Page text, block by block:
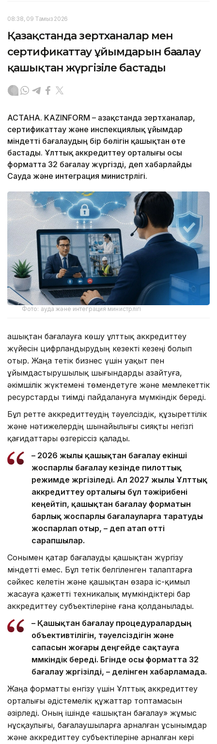
08:38, 09 Тамыз 2026
Қазақстанда зертханалар мен
сертификаттау ұйымдарын бағалау
қашықтан жүргізіле бастады
АСТАНА. KAZINFORM – Қазақстанда зертханалар,
сертификаттау және инспекциялық ұйымдар
міндетті бағалаудың бір бөлігін қашықтан өте
бастады. Ұлттық аккредиттеу орталығы осы
форматта 32 бағалау жүргізді, деп хабарлайды
Сауда және интеграция министрлігі.
Фото: ауда және интеграция министрлігі
Қашықтан бағалауға көшу ұлттық аккредиттеу
жүйесін цифрландырудың кезекті кезеңі болып
отыр. Жаңа тетік бизнес үшін уақыт пен
ұйымдастырушылық шығындарды азайтуға,
әкімшілік жүктемені төмендетуге және мемлекеттік
ресурстарды тиімді пайдалануға мүмкіндік береді.
Бұл ретте аккредиттеудің тәуелсіздік, құзыреттілік
және нәтижелердің шынайылығы сияқты негізгі
қағидаттары өзгеріссіз қалады.
– 2026 жылы қашықтан бағалау екінші
жоспарлы бағалау кезінде пилоттық
режимде жүргізіледі. Ал 2027 жылы Ұлттық
аккредиттеу орталығы бұл тәжірибені
кеңейтіп, қашықтан бағалау форматын
барлық жоспарлы бағалауларға таратуды
жоспарлап отыр, – деп атап өтті
сарапшылар.
Сонымен қатар бағалауды қашықтан жүргізу
міндетті емес. Бұл тетік белгіленген талаптарға
сәйкес келетін және қашықтан өзара іс-қимыл
жасауға қажетті техникалық мүмкіндіктері бар
аккредиттеу субъектілеріне ғана қолданылады.
– Қашықтан бағалау процедуралардың
объективтілігін, тәуелсіздігін және
сапасын жоғары деңгейде сақтауға
мүмкіндік береді. Бүгінде осы форматта 32
бағалау жүргізілді, – делінген хабарламада.
Жаңа форматты енгізу үшін Ұлттық аккредиттеу
орталығы әдістемелік құжаттар топтамасын
әзірледі. Оның ішінде «Қашықтан бағалау» жұмыс
нұсқаулығы, бағалаушыларға арналған ұсынымдар
және аккредиттеу субъектілеріне арналған кері